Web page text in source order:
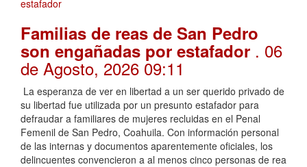
Familias de reas de San Pedro
son engañadas por estafador . 06
de Agosto, 2026 09:11
La esperanza de ver en libertad a un ser querido privado de
su libertad fue utilizada por un presunto estafador para
defraudar a familiares de mujeres recluidas en el Penal
Femenil de San Pedro, Coahuila. Con información personal
de las internas y documentos aparentemente oficiales, los
delincuentes convencieron a al menos cinco personas de rea